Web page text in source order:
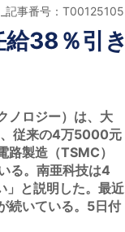
記事番号：T00125105
38％引き
ノロジー）は、大
従来の4万5000元
製造（TSMC）
る。南亜科技は4
」と説明した。最近
続いている。5日付